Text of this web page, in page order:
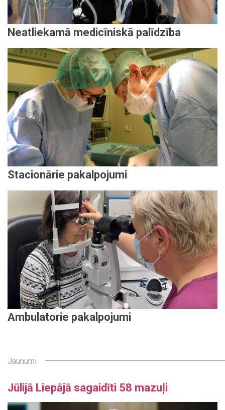
Neatliekamā medicīniskā palīdzība
Stacionārie pakalpojumi
Ambulatorie pakalpojumi
Jaunumi
Jūlijā Liepājā sagaidīti 58 mazuļi